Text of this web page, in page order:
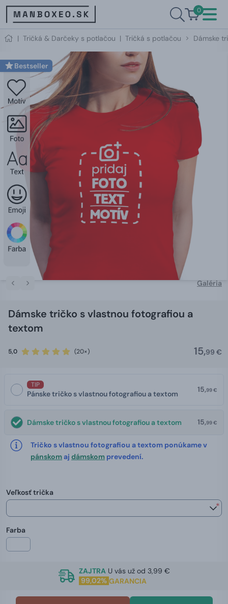
0
| Tričká & Darčeky s potlačou | Tričká s potlačou Dámske
Bestseller
Galéria
Dámske tričko s vlastnou fotografiou a
textom
5,0 (20×) 15,99 €
TIP
Pánske tričko s vlastnou fotografiou a textom 15,99 €
Dámske tričko s vlastnou fotografiou a textom 15,99 €
Tričko s vlastnou fotografiou a textom ponúkame v
pánskom aj dámskom prevedení.
Veľkosť trička
*
Farba
ZAJTRA U vás už od 3,99 €
99,02% GARANCIA